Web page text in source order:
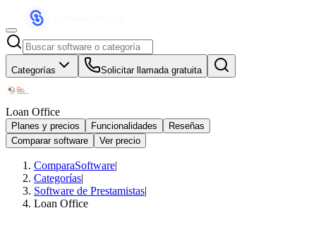
Categorías Solicitar llamada gratuita
Loan Office
Planes y precios Funcionalidades
Reseñas
Comparar software
Ver precio
ComparaSoftware|
Categorías|
Software de Prestamistas|
Loan Office